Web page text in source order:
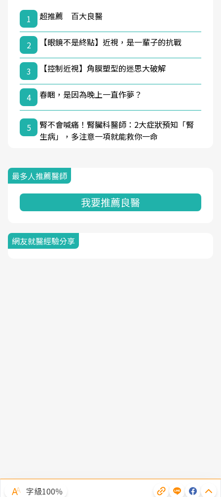
1 超推薦 百大良醫
2 【眼鏡不是終點】近視，是一輩子的抗戰
3 【控制近視】角膜塑型的迷思大破解
4 春睏，是因為晚上一直作夢？
5
腎不會喊痛！腎臟科醫師：2大症狀預知「腎
生病」，多注意一項就能救你一命
最多人推薦醫師
我要推薦良醫
網友就醫經驗分享
字級100％